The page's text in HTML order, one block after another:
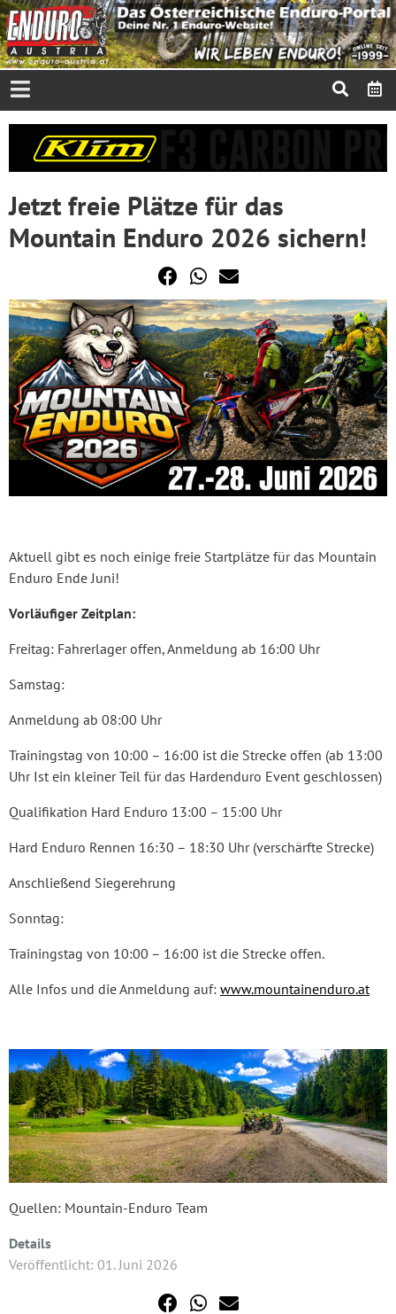
Jetzt freie Plätze für das
Mountain Enduro 2026 sichern!
Aktuell gibt es noch einige freie Startplätze für das Mountain
Enduro Ende Juni!
Vorläufiger Zeitplan:
Freitag: Fahrerlager offen, Anmeldung ab 16:00 Uhr
Samstag:
Anmeldung ab 08:00 Uhr
Trainingstag von 10:00 – 16:00 ist die Strecke offen (ab 13:00
Uhr Ist ein kleiner Teil für das Hardenduro Event geschlossen)
Qualifikation Hard Enduro 13:00 – 15:00 Uhr
Hard Enduro Rennen 16:30 – 18:30 Uhr (verschärfte Strecke)
Anschließend Siegerehrung
Sonntag:
Trainingstag von 10:00 – 16:00 ist die Strecke offen.
Alle Infos und die Anmeldung auf: www.mountainenduro.at
Quellen: Mountain-Enduro Team
Details
Veröffentlicht: 01. Juni 2026